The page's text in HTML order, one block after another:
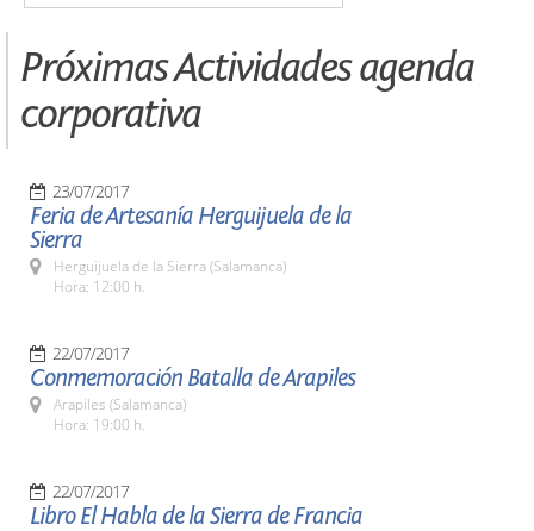
Próximas Actividades agenda
corporativa
23/07/2017
Feria de Artesanía Herguijuela de la
Sierra
Herguijuela de la Sierra (Salamanca)
Hora: 12:00 h.
22/07/2017
Conmemoración Batalla de Arapiles
Arapiles (Salamanca)
Hora: 19:00 h.
22/07/2017
Libro El Habla de la Sierra de Francia